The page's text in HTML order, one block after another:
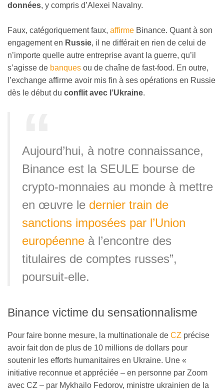
données, y compris d’Alexei Navalny.
Faux, catégoriquement faux, affirme Binance. Quant à son
engagement en Russie, il ne différait en rien de celui de
n’importe quelle autre entreprise avant la guerre, qu’il
s’agisse de banques ou de chaîne de fast-food. En outre,
l’exchange affirme avoir mis fin à ses opérations en Russie
dès le début du conflit avec l’Ukraine.
Aujourd’hui, à notre connaissance,
Binance est la SEULE bourse de
crypto-monnaies au monde à mettre
en œuvre le dernier train de
sanctions imposées par l’Union
européenne à l’encontre des
titulaires de comptes russes”,
poursuit-elle.
Binance victime du sensationnalisme
Pour faire bonne mesure, la multinationale de CZ précise
avoir fait don de plus de 10 millions de dollars pour
soutenir les efforts humanitaires en Ukraine. Une «
initiative reconnue et appréciée – en personne par Zoom
avec CZ – par Mykhailo Fedorov, ministre ukrainien de la